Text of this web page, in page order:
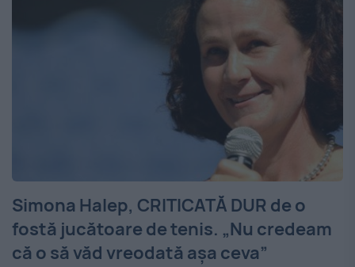
Simona Halep, CRITICATĂ DUR de o
fostă jucătoare de tenis. „Nu credeam
că o să văd vreodată așa ceva”